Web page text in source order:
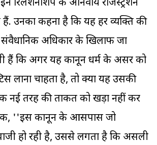
रिलेशनशिप के अनिवार्य रजिस्ट्रेशन
उनका कहना है कि यह हर व्यक्ति की
अधिकार के खिलाफ जा
हैं कि अगर यह कानून धर्म के असर को
लाना चाहता है, तो क्या यह उसकी
नई तरह की ताकत को खड़ा नहीं कर
''इस कानून के आसपास जो
हो रही है, उससे लगता है कि असली